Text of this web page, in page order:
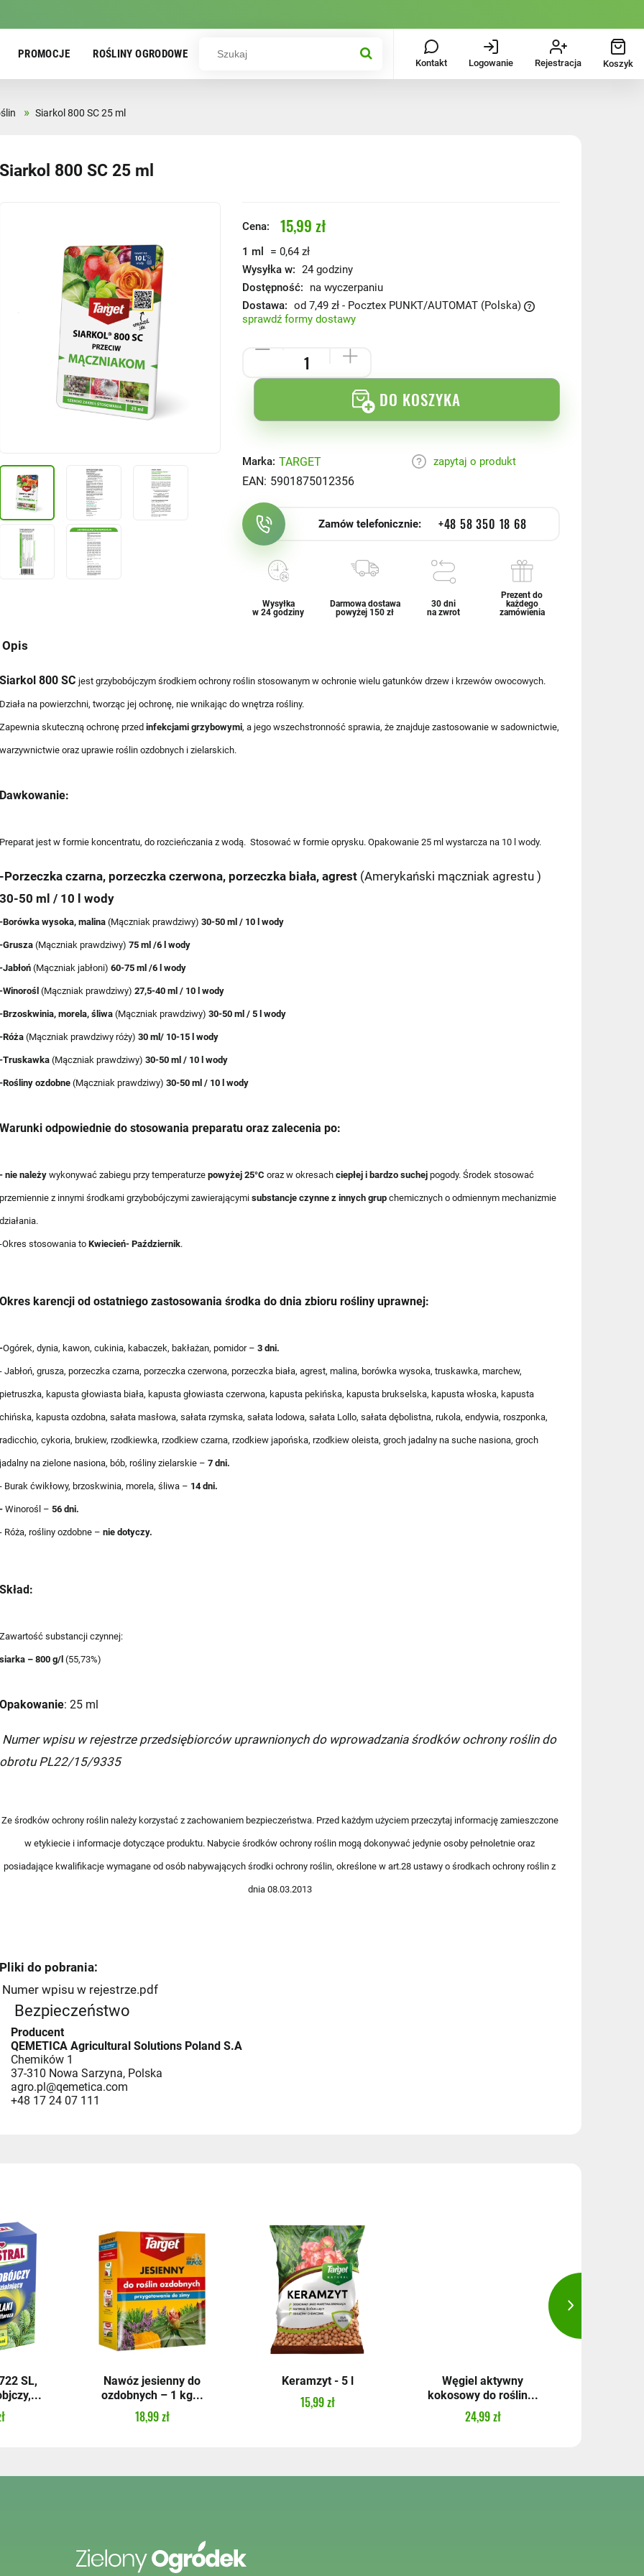
PROMOCJE ROŚLINY OGRODOWE
Kontakt Logowanie Rejestracja Koszyk
» Siarkol 800 SC 25 ml
Siarkol 800 SC 25 ml
Cena: 15,99 zł
1 ml = 0,64 zł
Wysyłka w: 24 godziny
Dostępność:
na wyczerpaniu
Dostawa: od 7,49 zł - Pocztex PUNKT/AUTOMAT (Polska)
sprawdź formy dostawy
DO KOSZYKA
Marka: TARGET
EAN: 5901875012356
zapytaj o produkt
Zamów telefonicznie: +48 58 350 18 68
Wysyłka
w 24 godziny
Darmowa dostawa
powyżej 150 zł
30 dni
na zwrot
Prezent do
każdego
zamówienia
Opis
Siarkol 800 SC jest grzybobójczym środkiem ochrony roślin stosowanym w ochronie wielu gatunków drzew i krzewów owocowych.
Działa na powierzchni, tworząc jej ochronę, nie wnikając do wnętrza rośliny.
Zapewnia skuteczną ochronę przed infekcjami grzybowymi, a jego wszechstronność sprawia, że znajduje zastosowanie w sadownictwie,
warzywnictwie oraz uprawie roślin ozdobnych i zielarskich.
Dawkowanie:
Preparat jest w formie koncentratu, do rozcieńczania z wodą. Stosować w formie oprysku. Opakowanie 25 ml wystarcza na 10 l wody.
-Porzeczka czarna, porzeczka czerwona, porzeczka biała, agrest (Amerykański mączniak agrestu )
30-50 ml / 10 l wody
-Borówka wysoka, malina (Mączniak prawdziwy) 30-50 ml / 10 l wody
-Grusza (Mączniak prawdziwy) 75 ml /6 l wody
-Jabłoń (Mączniak jabłoni) 60-75 ml /6 l wody
-Winorośl (Mączniak prawdziwy) 27,5-40 ml / 10 l wody
-Brzoskwinia, morela, śliwa (Mączniak prawdziwy) 30-50 ml / 5 l wody
-Róża (Mączniak prawdziwy róży) 30 ml/ 10-15 l wody
-Truskawka (Mączniak prawdziwy) 30-50 ml / 10 l wody
-Rośliny ozdobne (Mączniak prawdziwy) 30-50 ml / 10 l wody
Warunki odpowiednie do stosowania preparatu oraz zalecenia po:
- nie należy wykonywać zabiegu przy temperaturze powyżej 25°C oraz w okresach ciepłej i bardzo suchej pogody. Środek stosować
przemiennie z innymi środkami grzybobójczymi zawierającymi substancje czynne z innych grup chemicznych o odmiennym mechanizmie
działania.
-Okres stosowania to Kwiecień- Październik.
Okres karencji od ostatniego zastosowania środka do dnia zbioru rośliny uprawnej:
-Ogórek, dynia, kawon, cukinia, kabaczek, bakłażan, pomidor – 3 dni.
- Jabłoń, grusza, porzeczka czarna, porzeczka czerwona, porzeczka biała, agrest, malina, borówka wysoka, truskawka, marchew,
pietruszka, kapusta głowiasta biała, kapusta głowiasta czerwona, kapusta pekińska, kapusta brukselska, kapusta włoska, kapusta
chińska, kapusta ozdobna, sałata masłowa, sałata rzymska, sałata lodowa, sałata Lollo, sałata dębolistna, rukola, endywia, roszponka,
radicchio, cykoria, brukiew, rzodkiewka, rzodkiew czarna, rzodkiew japońska, rzodkiew oleista, groch jadalny na suche nasiona, groch
jadalny na zielone nasiona, bób, rośliny zielarskie – 7 dni.
- Burak ćwikłowy, brzoskwinia, morela, śliwa – 14 dni.
- Winorośl – 56 dni.
- Róża, rośliny ozdobne – nie dotyczy.
Skład:
Zawartość substancji czynnej:
siarka – 800 g/l (55,73%)
Opakowanie: 25 ml
Numer wpisu w rejestrze przedsiębiorców uprawnionych do wprowadzania środków ochrony roślin do
obrotu PL22/15/9335
Ze środków ochrony roślin należy korzystać z zachowaniem bezpieczeństwa. Przed każdym użyciem przeczytaj informację zamieszczone
w etykiecie i informacje dotyczące produktu. Nabycie środków ochrony roślin mogą dokonywać jedynie osoby pełnoletnie oraz
posiadające kwalifikacje wymagane od osób nabywających środki ochrony roślin, określone w art.28 ustawy o środkach ochrony roślin z
dnia 08.03.2013
Pliki do pobrania:
Numer wpisu w rejestrze.pdf
Bezpieczeństwo
Producent
QEMETICA Agricultural Solutions Poland S.A
Chemików 1
37-310 Nowa Sarzyna, Polska
agro.pl@qemetica.com
+48 17 24 07 111
AUTOMAT 7,49 zł
- przedpłata
przedpłata 17,99 zł
SL,
Nawóz jesienny do
ozdobnych – 1 kg...
18,99 zł
Keramzyt - 5 l
15,99 zł
Węgiel aktywny
kokosowy do roślin...
24,99 zł